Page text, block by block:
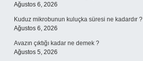
Ağustos 6, 2026
Kuduz mikrobunun kuluçka süresi ne kadardır ?
Ağustos 6, 2026
Avazın çıktığı kadar ne demek ?
Ağustos 5, 2026